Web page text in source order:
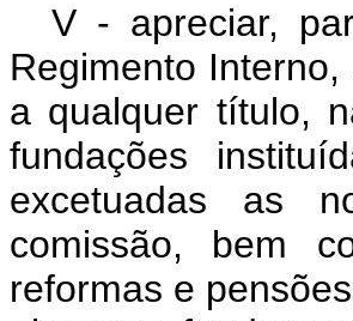
V - apreciar,
Regimento
a qualquer título,
fundações
excetuadas as
comissão, bem
reformas e